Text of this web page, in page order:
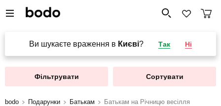
Ви шукаєте враження в Києві? Так Ні
Фільтрувати Сортувати
bodo Подарунки Батькам Батькам на Річницю весілля